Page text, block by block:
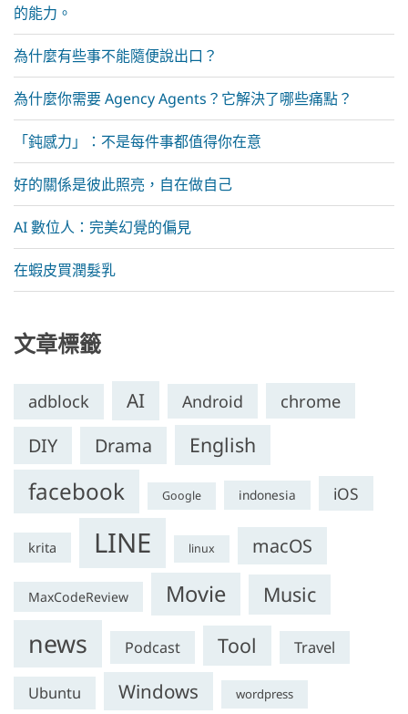
的能力。
為什麼有些事不能隨便說出口？
為什麼你需要 Agency Agents？它解決了哪些痛點？
「鈍感力」：不是每件事都值得你在意
好的關係是彼此照亮，自在做自己
AI 數位人：完美幻覺的偏見
在蝦皮買潤髮乳
文章標籤
adblock AI Android chrome
DIY Drama English
facebook Google indonesia iOS
krita LINE linux macOS
MaxCodeReview Movie Music
news Podcast Tool Travel
Ubuntu Windows wordpress